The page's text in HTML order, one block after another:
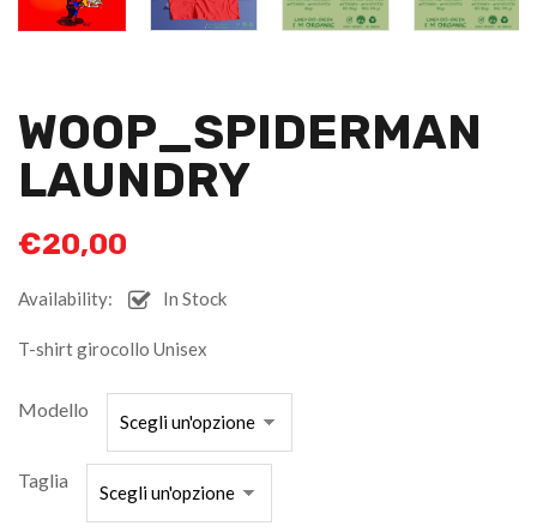
WOOP_SPIDERMAN
LAUNDRY
€20,00
Availability: In Stock
T-shirt girocollo Unisex
Modello
Taglia